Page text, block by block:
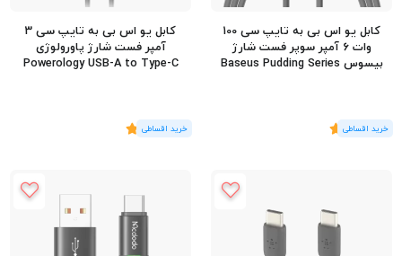
کابل یو اس بی به تایپ سی 100
وات 6 آمپر سوپر فست شارژ
بیسوس Baseus Pudding Series
(1رای)
5
کابل یو اس بی به تایپ سی 3
آمپر فست شارژ پاورولوژی
Powerology USB-A to Type-C
(2 رای)
5